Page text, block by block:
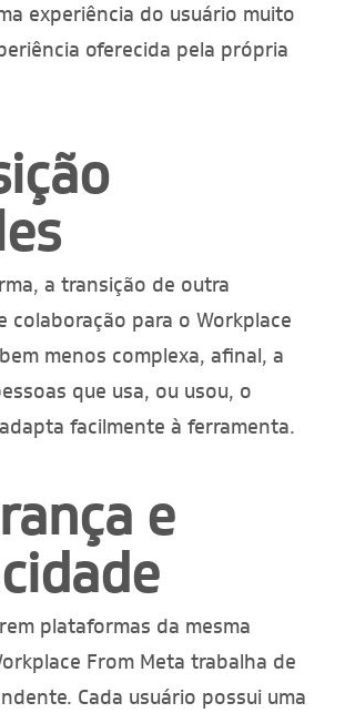
experiência do usuário muito
oferecida pela própria
a transição de outra
colaboração para o Workplace
menos complexa, afinal, a
que usa, ou usou, o
facilmente à ferramenta.
e
plataformas da mesma
From Meta trabalha de
Cada usuário possui uma